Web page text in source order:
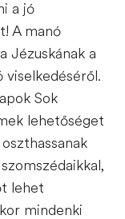
a jó
A manó
Jézuskának a
viselkedéséről.
Sok
lehetőséget
lehet
mindenki